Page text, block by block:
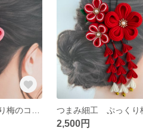
2,500円